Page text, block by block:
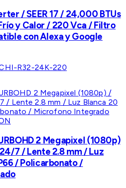
/ SEER 17 / 24,000 BTUs
y Calor / 220 Vca / Filtro
con Alexa y Google
R32-24K-220
2 Megapixel (1080p)
7 / Lente 2.8 mm / Luz
/ Policarbonato /